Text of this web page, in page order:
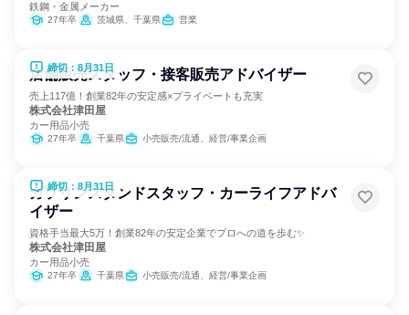
鉄鋼・金属メーカー
27年卒 茨城県、千葉県 営業
締切：8月31日
店舗販売スタッフ・接客販売アドバイザー
売上117億！創業82年の安定感×プライベートも充実
株式会社津田屋
カー用品小売
27年卒 千葉県 小売販売/流通、経営/事業企画
締切：8月31日
ガソリンスタンドスタッフ・カーライフアドバ
イザー
資格手当最大5万！創業82年の安定企業でプロへの道を歩む✨
株式会社津田屋
カー用品小売
27年卒 千葉県 小売販売/流通、経営/事業企画